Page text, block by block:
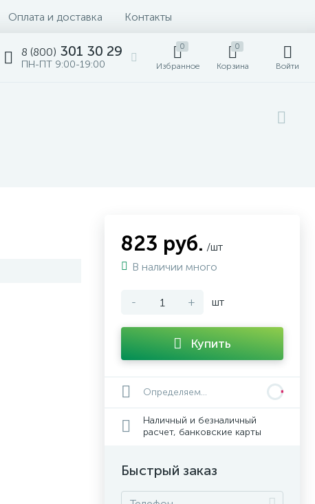
Оплата и доставка Контакты
8 (800) 301 30 29
ПН-ПТ 9:00-19:00
0
Избранное
0
Корзина Войти
823 руб. /шт
В наличии много
- + шт
Купить
Определяем...
Наличный и безналичный
расчет, банковские карты
Быстрый заказ